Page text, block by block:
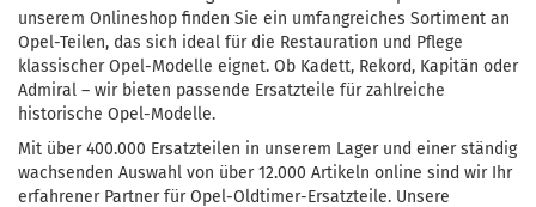
unserem Onlineshop finden Sie ein umfangreiches Sortiment an
Opel-Teilen, das sich ideal für die Restauration und Pflege
klassischer Opel-Modelle eignet. Ob Kadett, Rekord, Kapitän oder
Admiral – wir bieten passende Ersatzteile für zahlreiche
historische Opel-Modelle.
Mit über 400.000 Ersatzteilen in unserem Lager und einer ständig
wachsenden Auswahl von über 12.000 Artikeln online sind wir Ihr
erfahrener Partner für Opel-Oldtimer-Ersatzteile. Unsere